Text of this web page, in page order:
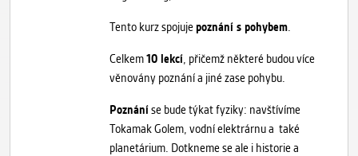
Tento kurz spojuje poznání s pohybem.
Celkem10 lekcí, přičemž některé budou více
věnovány poznání a jiné zase pohybu.
Poznáníse bude týkat fyziky: navštívíme
Tokamak Golem, vodní elektrárnu a také
planetárium. Dotkneme se ale i historie a